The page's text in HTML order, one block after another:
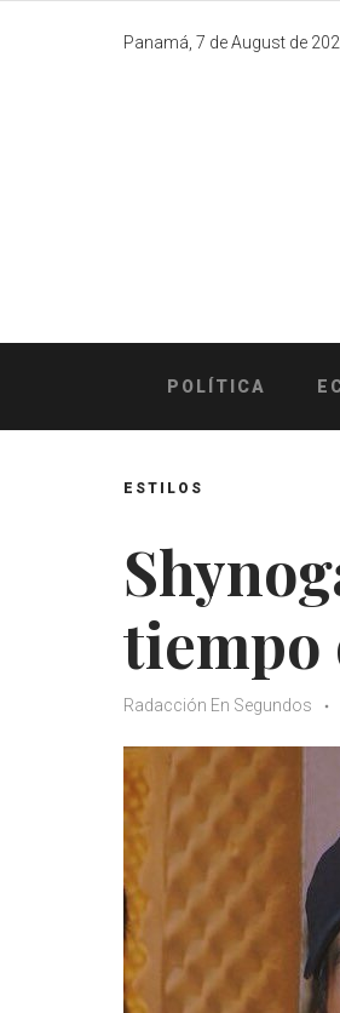
Panamá, 7 de August de
POLÍTICA
ESTILOS
tiempo
Radacción En Segundos